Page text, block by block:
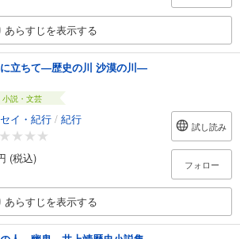
あらすじを表示する
立ちて―歴史の川 沙漠の川―
小説・文芸
イ・紀行 / 紀行
(税込)
試し読み
フォロー
あらすじを表示する